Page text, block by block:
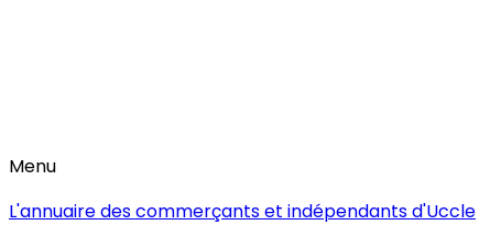
Menu
L'annuaire des commerçants et indépendants d'Uccle